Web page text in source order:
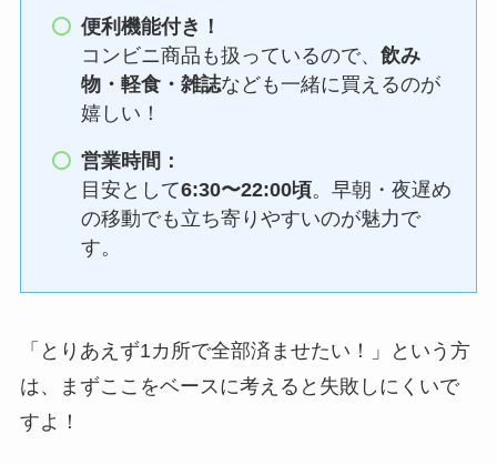
便利機能付き！
コンビニ商品も扱っているので、 飲み
物・軽食・雑誌なども一緒に買えるのが
嬉しい！
営業時間：
目安として6:30〜22:00頃。早朝・夜遅め
の移動でも立ち寄りやすいのが魅力で
す。
「とりあえず1カ所で全部済ませたい！」という方
は、まずここをベースに考えると失敗しにくいで
すよ！